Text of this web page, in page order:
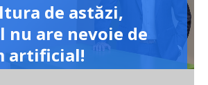
de astăzi,
are nevoie de
artificial!